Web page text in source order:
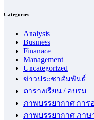
Categories
Analysis
Business
Finanace
Management
Uncategorized
ข่าวประชาสัมพันธ์
ตารางเรียน / อบรม
ภาพบรรยากาศ การ
ภาพบรรยากาศ ภาษ